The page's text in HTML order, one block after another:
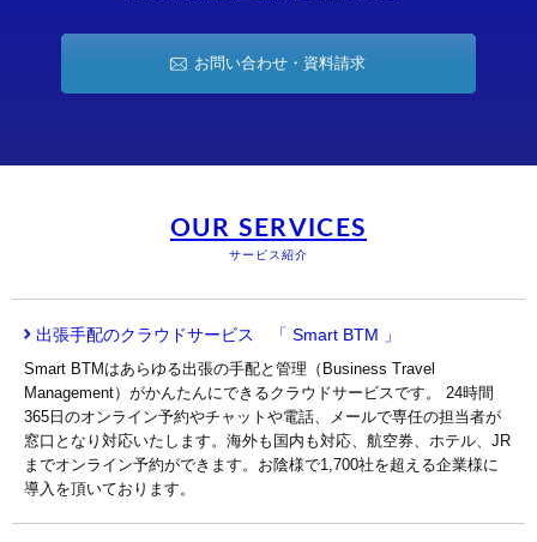
お問い合わせ・資料請求
OUR SERVICES
サービス紹介
出張手配のクラウドサービス 「 Smart BTM 」
Smart BTMはあらゆる出張の手配と管理（Business Travel
Management）がかんたんにできるクラウドサービスです。 24時間
365日のオンライン予約やチャットや電話、メールで専任の担当者が
窓口となり対応いたします。海外も国内も対応、航空券、ホテル、JR
までオンライン予約ができます。お陰様で1,700社を超える企業様に
導入を頂いております。